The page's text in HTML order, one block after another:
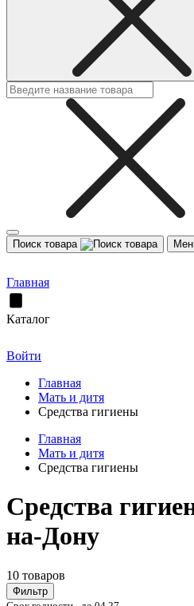
Поиск товара
Главная
Каталог
Войти
Главная
Мать и дитя
Средства гигиены
Главная
Мать и дитя
Средства гигиены
Средства
на-Дону
10 товаров
Фильтр